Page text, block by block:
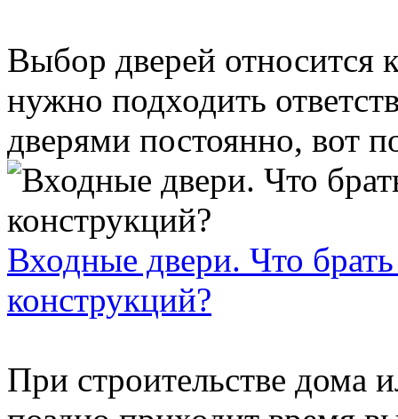
Выбор дверей относится
нужно подходить
дверями постоянно, вот
Входные двери. Что
конструкций?
При строительстве дома